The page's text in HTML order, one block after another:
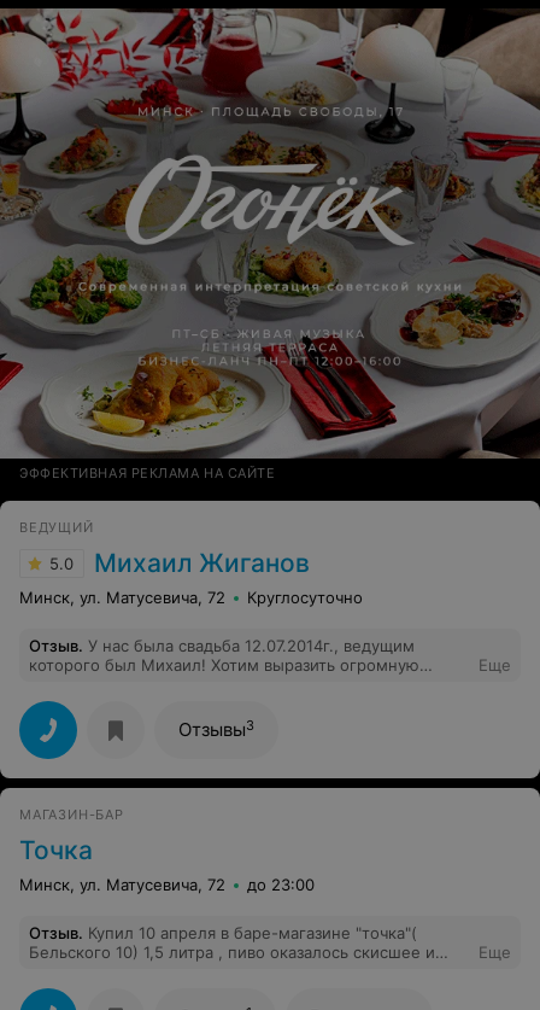
ответили на все интересующие вопросы (Летели мы в
первый раз, поэтому вопросов у нас было очень
много). Хотим поблагодарить менеджера за очень
терпеливое, внимательное и доброжелательное
отношение, так как такое в наше время встречается
далеко не всегда. Мы остались очень довольны,
начиная от бронирования в офисе до самого
возвращения домой. Отель был подобрал отлично и
отвечал всем нашим требованиям, принимающая
сторона тоже не разочаровала, так что ничего не
произошло, что могло бы испортить нам отдых. В
общем большое вам спасибо, будем и дальше
пользоваться услугами этой фирмы и рекомендовать
всем нашим знакомым!!!
ЭФФЕКТИВНАЯ РЕКЛАМА НА САЙТЕ
ВЕДУЩИЙ
5.0 Михаил Жиганов
Минск, ул. Матусевича, 72 Круглосуточно
Отзыв. У нас была свадьба 12.07.2014г., ведущим
которого был Михаил! Хотим выразить огромную
как все гости без исключения, а в частности мы,
остались очень довольны Михаилом!!!Это самый
лучший ведущий!Настоятельно рекомендую всем
будущим молодоженам выбирать именно Мишу,вы
останитесь в восторге ))))))))))))P.S.очень запомнились
огромное СПАСИБО!!!
Еще
Отзывы3
МАГАЗИН-БАР
Точка
Минск, ул. Матусевича, 72 до 23:00
Отзыв. Купил 10 апреля в баре-магазине "точка"(
Бельского 10) 1,5 литра , пиво оказалось скисшее и
возражение что этим пивом можно как минимум
Еще